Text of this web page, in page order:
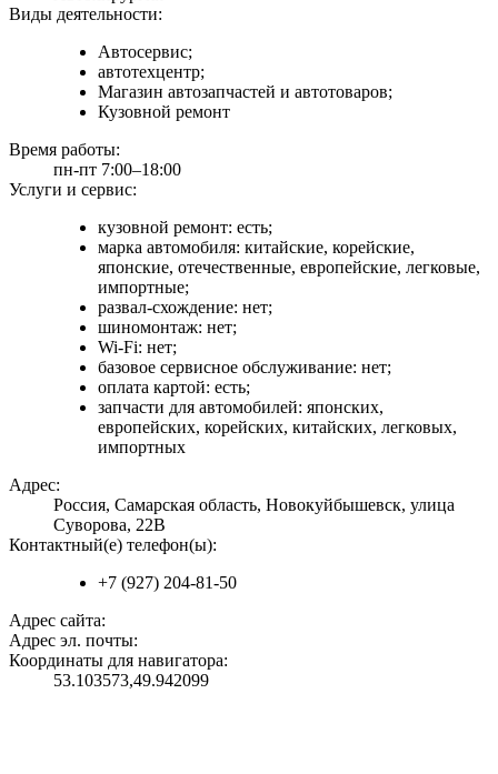
Виды деятельности:
Автосервис;
автотехцентр;
Магазин автозапчастей и автотоваров;
Кузовной ремонт
Время работы:
пн-пт 7:00–18:00
Услуги и сервис:
кузовной ремонт: есть;
марка автомобиля: китайские, корейские,
японские, отечественные, европейские, легковые,
импортные;
развал-схождение: нет;
шиномонтаж: нет;
Wi-Fi: нет;
базовое сервисное обслуживание: нет;
оплата картой: есть;
запчасти для автомобилей: японских,
европейских, корейских, китайских, легковых,
импортных
Адрес:
Россия, Самарская область, Новокуйбышевск, улица
Суворова, 22В
Контактный(е) телефон(ы):
+7 (927) 204-81-50
Адрес сайта:
Адрес эл. почты:
Координаты для навигатора:
53.103573,49.942099